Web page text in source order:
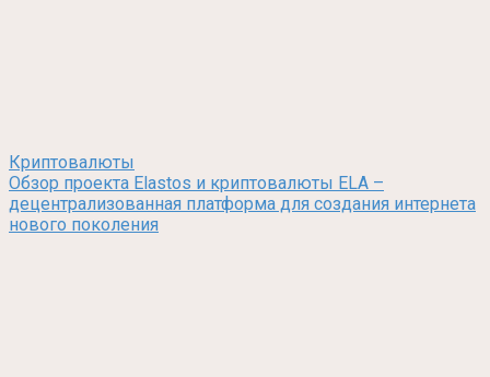
Криптовалюты
Обзор проекта Elastos и криптовалюты ELA –
децентрализованная платформа для создания интернета
нового поколения